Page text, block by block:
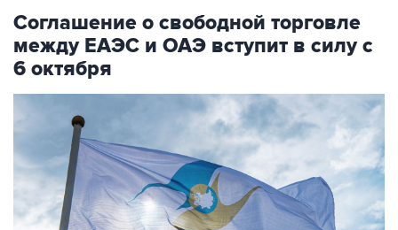
Соглашение о свободной торговле
между ЕАЭС и ОАЭ вступит в силу с
6 октября